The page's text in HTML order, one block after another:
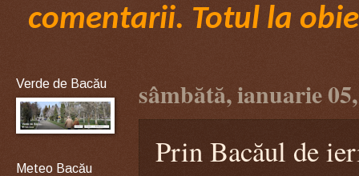
comentarii. Totul la
sâmbătă, ianuarie
Prin Bacăul de
Verde de Bacău
Meteo Bacău